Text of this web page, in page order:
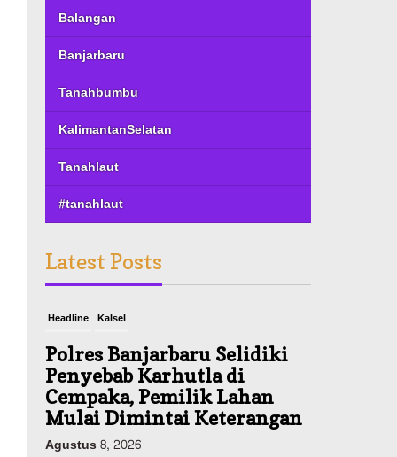
Balangan
Banjarbaru
Tanahbumbu
KalimantanSelatan
Tanahlaut
#tanahlaut
Latest Posts
Headline Kalsel
Polres Banjarbaru Selidiki
Penyebab Karhutla di
Cempaka, Pemilik Lahan
Mulai Dimintai Keterangan
Agustus 8, 2026